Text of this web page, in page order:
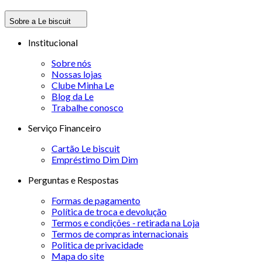
Sobre a Le biscuit
Institucional
Sobre nós
Nossas lojas
Clube Minha Le
Blog da Le
Trabalhe conosco
Serviço Financeiro
Cartão Le biscuit
Empréstimo Dim Dim
Perguntas e Respostas
Formas de pagamento
Política de troca e devolução
Termos e condições - retirada na Loja
Termos de compras internacionais
Politica de privacidade
Mapa do site